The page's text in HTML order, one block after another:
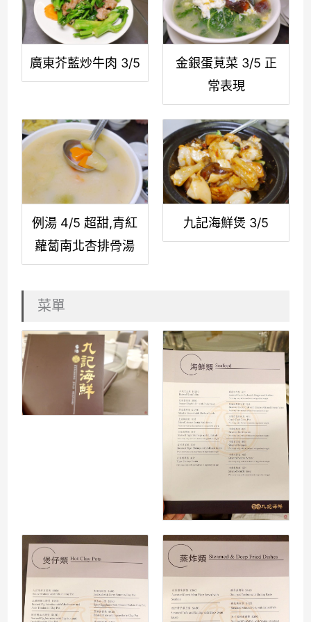
廣東芥藍炒牛肉 3/5
金銀蛋莧菜 3/5 正
常表現
例湯 4/5 超甜,青紅
蘿蔔南北杏排骨湯
九記海鮮煲 3/5
菜單